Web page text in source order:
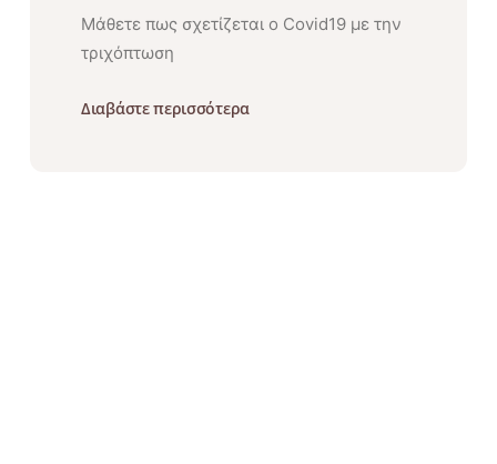
Μάθετε πως σχετίζεται ο Covid19 με την
τριχόπτωση
Διαβάστε περισσότερα